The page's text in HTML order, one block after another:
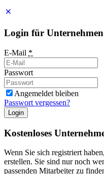
Login für Unternehmen
E-Mail *
Passwort
Angemeldet bleiben
Passwort vergessen?
Login
Kostenloses
Wenn Sie sich registriert
erstellen. Sie sind nur noch
passenden Mitarbeiter zu